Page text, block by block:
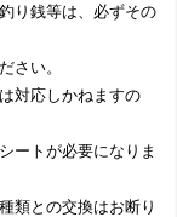
り銭等は、必ずその
さい。
対応しかねますの
ートが必要になりま
類との交換はお断り